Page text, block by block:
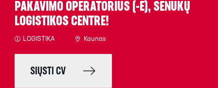
PAKAVIMO OPERATORIUS (-Ė), SENUKŲ
LOGISTIKOS CENTRE!
LOGISTIKA Kaunas
SIŲSTI CV